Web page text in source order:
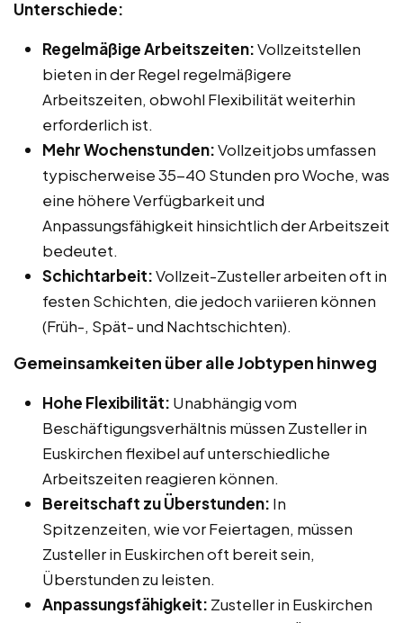
Unterschiede:
Regelmäßige Arbeitszeiten:Vollzeitstellen
bieten in der Regel regelmäßigere
Arbeitszeiten, obwohl Flexibilität weiterhin
erforderlich ist.
Mehr Wochenstunden:Vollzeitjobs umfassen
typischerweise 35-40 Stunden pro Woche, was
eine höhere Verfügbarkeit und
Anpassungsfähigkeit hinsichtlich der Arbeitszeit
bedeutet.
Schichtarbeit:Vollzeit-Zusteller arbeiten oft in
festen Schichten, die jedoch variieren können
(Früh-, Spät- und Nachtschichten).
Gemeinsamkeiten über alle Jobtypen hinweg
Hohe Flexibilität: Unabhängig vom
Beschäftigungsverhältnis müssen Zusteller in
Euskirchen flexibel auf unterschiedliche
Arbeitszeiten reagieren können.
Bereitschaft zu Überstunden: In
Spitzenzeiten, wie vor Feiertagen, müssen
Zusteller in Euskirchen oft bereit sein,
Überstunden zu leisten.
Anpassungsfähigkeit: Zusteller in Euskirchen